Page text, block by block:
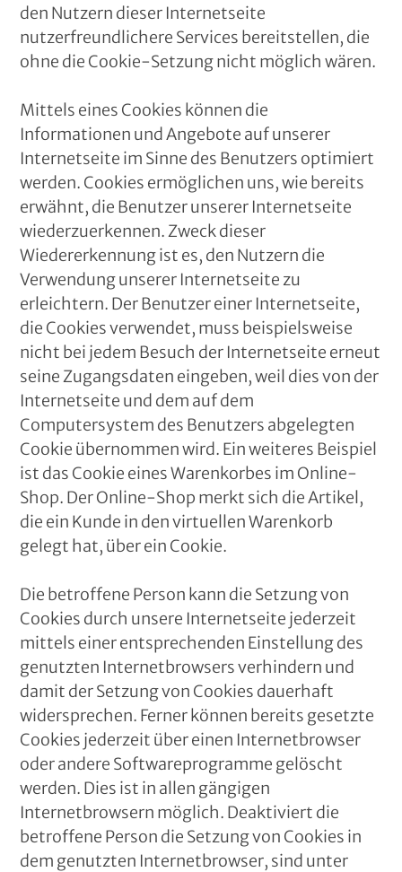
den Nutzern dieser Internetseite
nutzerfreundlichere Services bereitstellen, die
ohne die Cookie-Setzung nicht möglich wären.
Mittels eines Cookies können die
Informationen und Angebote auf unserer
Internetseite im Sinne des Benutzers optimiert
werden. Cookies ermöglichen uns, wie bereits
erwähnt, die Benutzer unserer Internetseite
wiederzuerkennen. Zweck dieser
Wiedererkennung ist es, den Nutzern die
Verwendung unserer Internetseite zu
erleichtern. Der Benutzer einer Internetseite,
die Cookies verwendet, muss beispielsweise
nicht bei jedem Besuch der Internetseite erneut
seine Zugangsdaten eingeben, weil dies von der
Internetseite und dem auf dem
Computersystem des Benutzers abgelegten
Cookie übernommen wird. Ein weiteres Beispiel
ist das Cookie eines Warenkorbes im Online-
Shop. Der Online-Shop merkt sich die Artikel,
die ein Kunde in den virtuellen Warenkorb
gelegt hat, über ein Cookie.
Die betroffene Person kann die Setzung von
Cookies durch unsere Internetseite jederzeit
mittels einer entsprechenden Einstellung des
genutzten Internetbrowsers verhindern und
damit der Setzung von Cookies dauerhaft
widersprechen. Ferner können bereits gesetzte
Cookies jederzeit über einen Internetbrowser
oder andere Softwareprogramme gelöscht
werden. Dies ist in allen gängigen
Internetbrowsern möglich. Deaktiviert die
betroffene Person die Setzung von Cookies in
dem genutzten Internetbrowser, sind unter